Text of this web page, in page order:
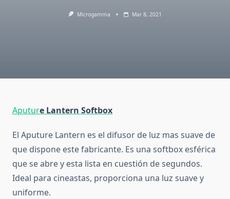
Microgamma Mar 8, 2021
Aputure Lantern Softbox
El Aputure Lantern es el difusor de luz mas suave de
que dispone este fabricante. Es una softbox esférica
que se abre y esta lista en cuestión de segundos.
Ideal para cineastas, proporciona una luz suave y
uniforme.